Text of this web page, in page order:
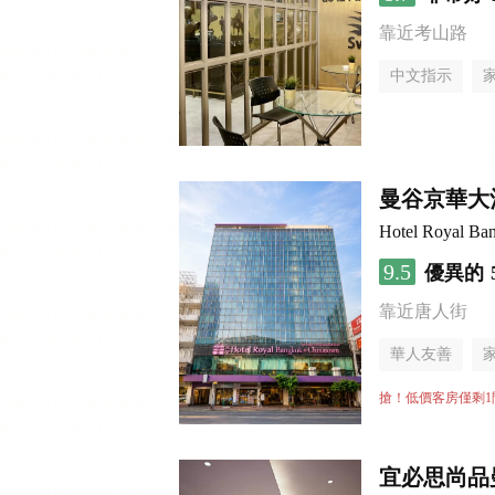
靠近考山路
中文指示
曼谷京華大
Hotel Royal
9.5 優異的
靠近唐人街
華人友善
搶！低價客房僅剩1
宜必思尚